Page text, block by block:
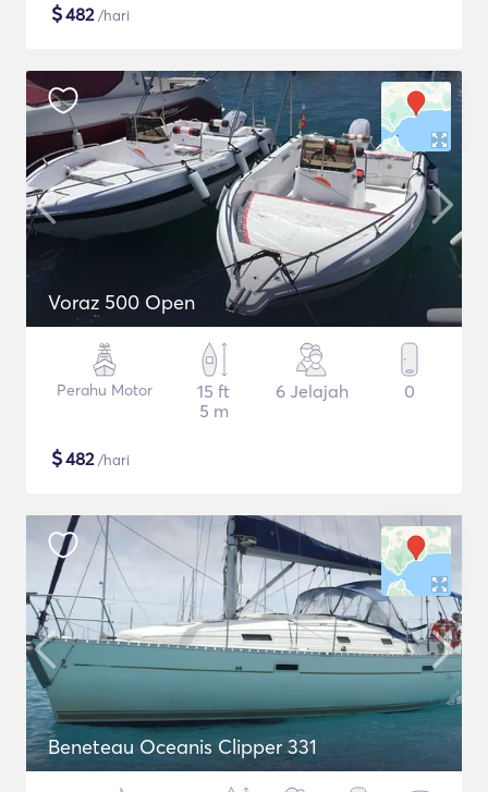
$482/hari
Voraz 500 Open
Perahu Motor
15 ft
5 m
6 Jelajah 0
$482/hari
Beneteau Oceanis Clipper 331